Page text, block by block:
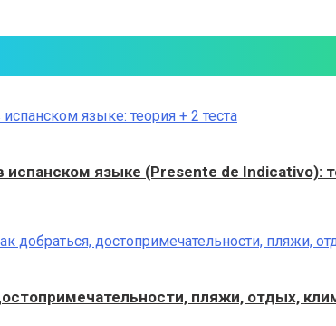
языке (Presente de Indicativo):
пляжи, отдых,